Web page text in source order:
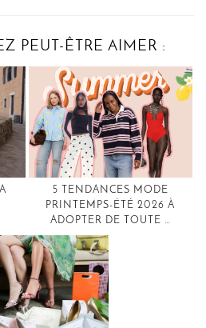
PEUT-ÊTRE AIMER :
5 TENDANCES MODE
PRINTEMPS-ÉTÉ 2026 À
ADOPTER DE TOUTE …